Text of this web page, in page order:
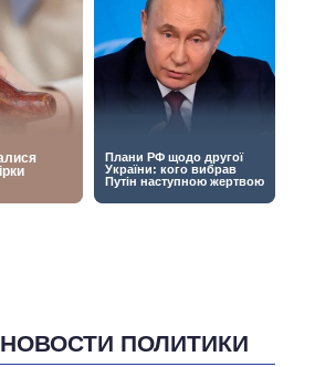
ПОЛИТИКИ